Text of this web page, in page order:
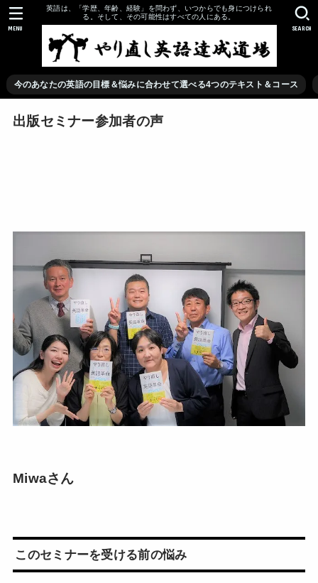
英語は、「学歴、年齢、経験」を問わず、いつからでも身につけられ
る。そして、その可能性はすべての人にある。
今のあなたの英語の目標＆悩みに合わせて選べる4つのテキスト＆コース
SEARCH
MENU
出版セミナー参加者の声
Miwaさん
このセミナーを受ける前の悩み